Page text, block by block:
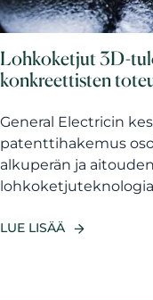
Lohkoketjut 3D-
konkreettisten
General Electricin
patenttihakemus
alkuperän ja
LUE LISÄÄ